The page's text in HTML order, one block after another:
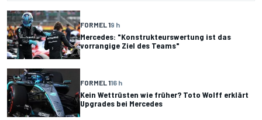
FORMEL 19 h
Mercedes: "Konstrukteurswertung ist das
vorrangige Ziel des Teams"
FORMEL 116 h
Kein Wettrüsten wie früher? Toto Wolff erklärt
Upgrades bei Mercedes